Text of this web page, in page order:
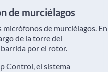
de murciélagos
de murciélagos. En
de la torre del
por el rotor.
Control, el sistema